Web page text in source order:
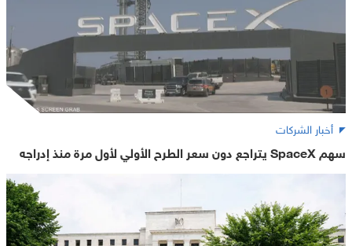
أخبار الشركات
سهم SpaceX يتراجع دون سعر الطرح الأولي لأول مرة منذ إدراجه